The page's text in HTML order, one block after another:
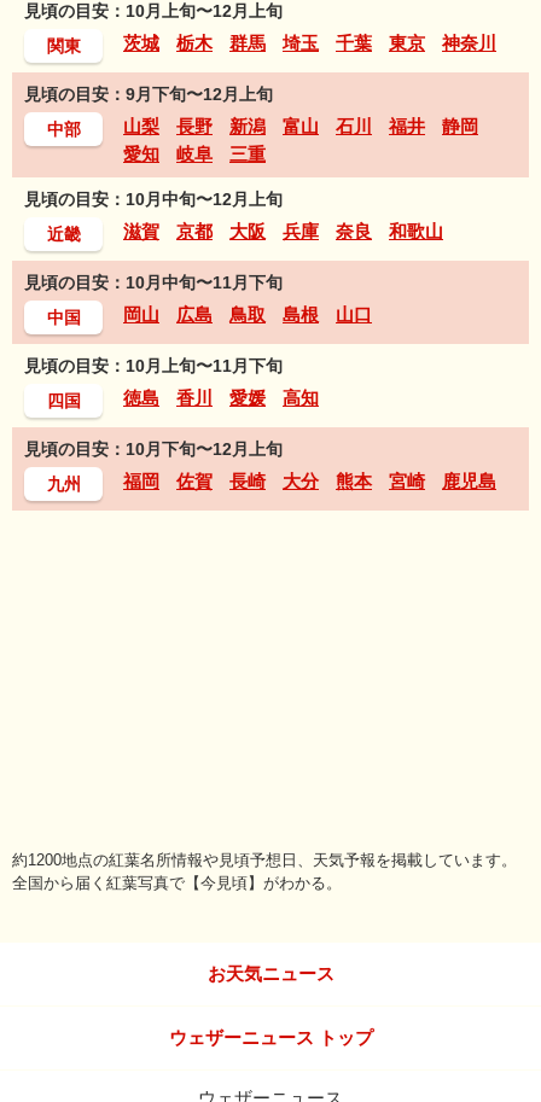
見頃の目安：10月上旬〜12月上旬
関東
茨城 栃木 群馬 埼玉 千葉 東京 神奈川
見頃の目安：9月下旬〜12月上旬
中部
山梨 長野 新潟 富山 石川 福井
静岡
愛知
岐阜 三重
見頃の目安：10月中旬〜12月上旬
近畿
滋賀 京都 大阪 兵庫 奈良 和歌山
見頃の目安：10月中旬〜11月下旬
中国
岡山 広島 鳥取 島根 山口
見頃の目安：10月上旬〜11月下旬
四国
徳島 香川 愛媛 高知
見頃の目安：10月下旬〜12月上旬
九州
福岡 佐賀 長崎 大分 熊本 宮崎 鹿児島
約1200地点の紅葉名所情報や見頃予想日、天気予報を掲載しています。
全国から届く紅葉写真で【今見頃】がわかる。
お天気ニュース
ウェザーニュース トップ
ウェザーニュース